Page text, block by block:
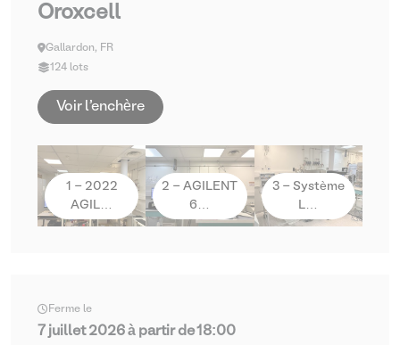
Oroxcell
Gallardon, FR
124 lots
Voir l'enchère
1 - 2022
AGIL…
2 - AGILENT
6…
3 - Système
L…
Ferme le
7 juillet 2026 à partir de 18:00